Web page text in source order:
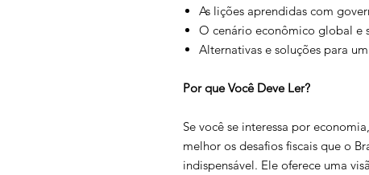
As lições aprendidas com
O cenário econômico global e
Alternativas e soluções para
Por que Você Deve Ler?
Se você se interessa por
melhor os desafios fiscais que o
indispensável. Ele oferece uma